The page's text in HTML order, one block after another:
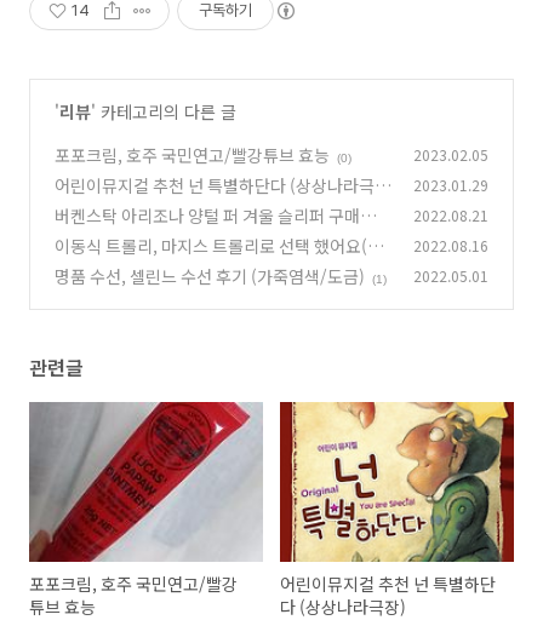
14 구독하기
'리뷰' 카테고리의 다른 글
포포크림, 호주 국민연고/빨강튜브 효능
(0) 2023.02.05
어린이뮤지컬 추천 넌 특별하단다 (상상나라극
장)
(2)
2023.01.29
버켄스탁 아리조나 양털 퍼 겨울 슬리퍼 구매후기
(0)
2022.08.21
이동식 트롤리, 마지스 트롤리로 선택 했어요(5
단/그레이/360도 회전) (0)
2022.08.16
명품 수선, 셀린느 수선 후기 (가죽염색/도금) (1) 2022.05.01
관련글
포포크림, 호주 국민연고/빨강
튜브 효능
어린이뮤지컬 추천 넌 특별하단
다 (상상나라극장)